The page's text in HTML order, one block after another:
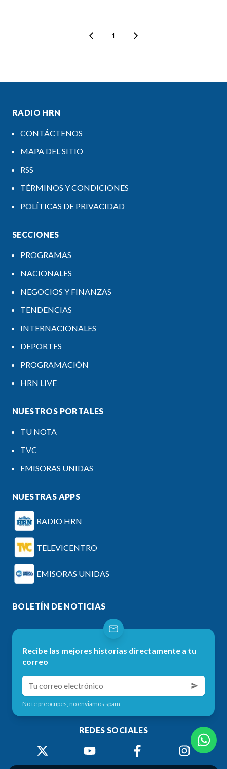
1
RADIO HRN
CONTÁCTENOS
MAPA DEL SITIO
RSS
TÉRMINOS Y CONDICIONES
POLÍTICAS DE PRIVACIDAD
SECCIONES
PROGRAMAS
NACIONALES
NEGOCIOS Y FINANZAS
TENDENCIAS
INTERNACIONALES
DEPORTES
PROGRAMACIÓN
HRN LIVE
NUESTROS PORTALES
TU NOTA
TVC
EMISORAS UNIDAS
NUESTRAS APPS
RADIO HRN
TELEVICENTRO
EMISORAS UNIDAS
BOLETÍN DE NOTICIAS
Recibe las mejores historias directamente a tu
correo
No te preocupes, no enviamos spam.
REDES SOCIALES